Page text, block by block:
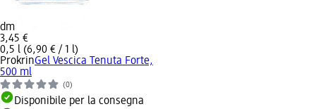
dm
3,45 €
0,5 l (6,90 € / 1 l)
ProkrinGel Vescica Tenuta Forte,
500 ml
(0)
Disponibile per la consegna